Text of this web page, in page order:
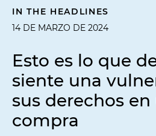
IN THE HEADLINES
14 DE MARZO DE 2024
Esto es lo que
siente una
sus derechos en
compra